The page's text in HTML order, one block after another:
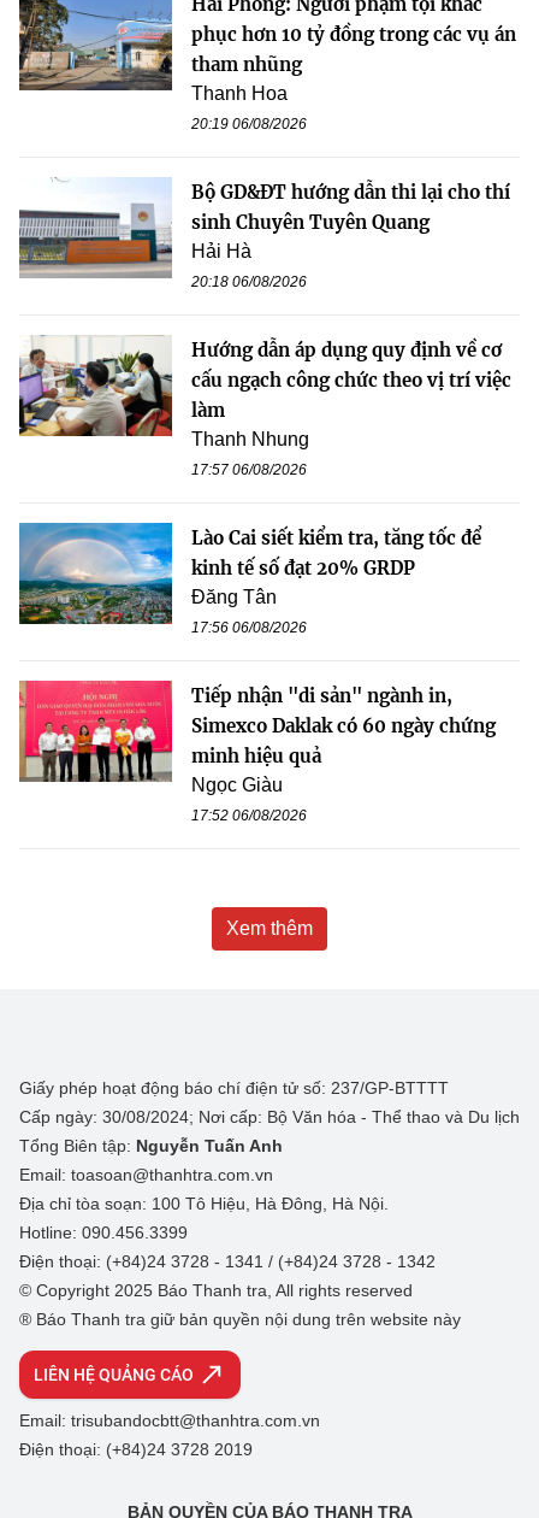
phục hơn 10 tỷ đồng trong các vụ án
tham nhũng
Thanh Hoa
20:19 06/08/2026
Bộ GD&ĐT hướng dẫn thi lại cho thí
sinh Chuyên Tuyên Quang
Hải Hà
20:18 06/08/2026
Hướng dẫn áp dụng quy định về cơ
cấu ngạch công chức theo vị trí việc
làm
Thanh Nhung
17:57 06/08/2026
Lào Cai siết kiểm tra, tăng tốc để
kinh tế số đạt 20% GRDP
Đăng Tân
17:56 06/08/2026
Tiếp nhận "di sản" ngành in,
Simexco Daklak có 60 ngày chứng
minh hiệu quả
Ngọc Giàu
17:52 06/08/2026
Xem thêm
Giấy phép hoạt động báo chí điện tử số: 237/GP-BTTTT
Cấp ngày: 30/08/2024; Nơi cấp: Bộ Văn hóa - Thể thao và Du lịch
Tổng Biên tập: Nguyễn Tuấn Anh
Email: toasoan@thanhtra.com.vn
Địa chỉ tòa soạn: 100 Tô Hiệu, Hà Đông, Hà Nội.
Hotline: 090.456.3399
Điện thoại: (+84)24 3728 - 1341 / (+84)24 3728 - 1342
© Copyright 2025 Báo Thanh tra, All rights reserved
® Báo Thanh tra giữ bản quyền nội dung trên website này
LIÊN HỆ QUẢNG CÁO
Email: trisubandocbtt@thanhtra.com.vn
Điện thoại: (+84)24 3728 2019
BẢN QUYỀN CỦA BÁO THANH TRA